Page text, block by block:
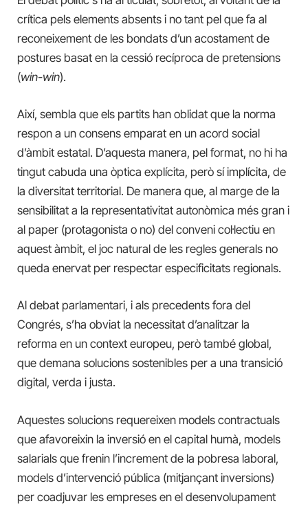
crítica pels elements absents i no tant pel que fa al
reconeixement de les bondats d’un acostament de
postures basat en la cessió recíproca de pretensions
(win-win).
Així, sembla que els partits han oblidat que la norma
respon a un consens emparat en un acord social
d’àmbit estatal. D’aquesta manera, pel format, no hi ha
tingut cabuda una òptica explícita, però sí implícita, de
la diversitat territorial. De manera que, al marge de la
sensibilitat a la representativitat autonòmica més gran i
al paper (protagonista o no) del conveni col·lectiu en
aquest àmbit, el joc natural de les regles generals no
queda enervat per respectar especificitats regionals.
Al debat parlamentari, i als precedents fora del
Congrés, s’ha obviat la necessitat d’analitzar la
reforma en un context europeu, però també global,
que demana solucions sostenibles per a una transició
digital, verda i justa.
Aquestes solucions requereixen models contractuals
que afavoreixin la inversió en el capital humà, models
salarials que frenin l’increment de la pobresa laboral,
models d’intervenció pública (mitjançant inversions)
per coadjuvar les empreses en el desenvolupament